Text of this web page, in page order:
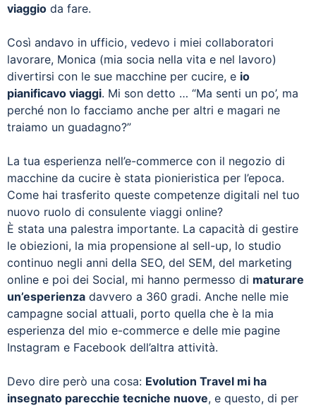
viaggio da fare.
Così andavo in ufficio, vedevo i miei collaboratori
lavorare, Monica (mia socia nella vita e nel lavoro)
divertirsi con le sue macchine per cucire, e io
pianificavo viaggi. Mi son detto … “Ma senti un po’, ma
perché non lo facciamo anche per altri e magari ne
traiamo un guadagno?”
La tua esperienza nell’e-commerce con il negozio di
macchine da cucire è stata pionieristica per l’epoca.
Come hai trasferito queste competenze digitali nel tuo
nuovo ruolo di consulente viaggi online?
È stata una palestra importante. La capacità di gestire
le obiezioni, la mia propensione al sell-up, lo studio
continuo negli anni della SEO, del SEM, del marketing
online e poi dei Social, mi hanno permesso di maturare
un’esperienza davvero a 360 gradi. Anche nelle mie
campagne social attuali, porto quella che è la mia
esperienza del mio e-commerce e delle mie pagine
Instagram e Facebook dell’altra attività.
Devo dire però una cosa: Evolution Travel mi ha
insegnato parecchie tecniche nuove, e questo, di per